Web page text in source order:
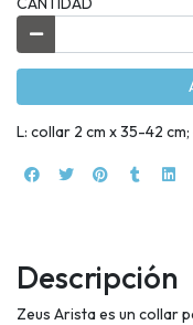
L: collar 2 cm x 35-42
Descripción
Zeus Arista es un collar